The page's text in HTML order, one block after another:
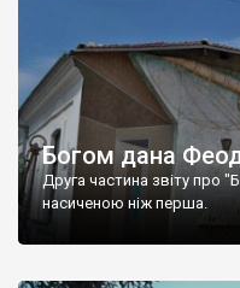
Богом дана
Друга частина звіту про
насиченою ніж перша.